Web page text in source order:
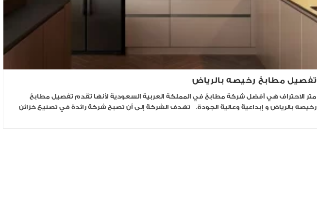
تفصيل مطابخ رخيصه بالرياض
متر الاحتراف هي أفضل شركة مطابخ في المملكة العربية السعودية لأنها تقدم تفصيل مطابخ
رخيصه بالرياض و إبداعية وعالية الجودة. تهدف الشركة إلى أن تصبح شركة رائدة في تصنيع خزائن…